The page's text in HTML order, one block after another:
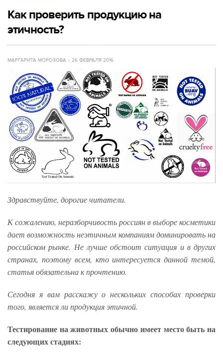
Как проверить продукцию на
этичность?
МАРГАРИТА МОРОЗОВА 26 ФЕВРАЛЯ 2016
Здравствуйте, дорогие читатели.
К сожалению, неразборчивость россиян в выборе косметики
дает возможность неэтичным компаниям доминировать на
российском рынке. Не лучше обстоит ситуация и в других
странах, поэтому всем, кто интересуется данной темой,
статья обязательна к прочтению.
Сегодня я вам расскажу о нескольких способах проверки
того, является ли продукция этичной.
Тестирование на животных обычно имеет место быть на
следующих стадиях: